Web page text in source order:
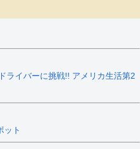
ライバーに挑戦!! アメリカ生活第2
ット